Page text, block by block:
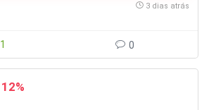
3 dias atrás
1 0
12%